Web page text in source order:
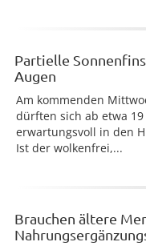
Partielle
Augen
Am kommenden
dürften sich ab etwa
erwartungsvoll in den
Ist der wolkenfrei,...
Brauchen ältere